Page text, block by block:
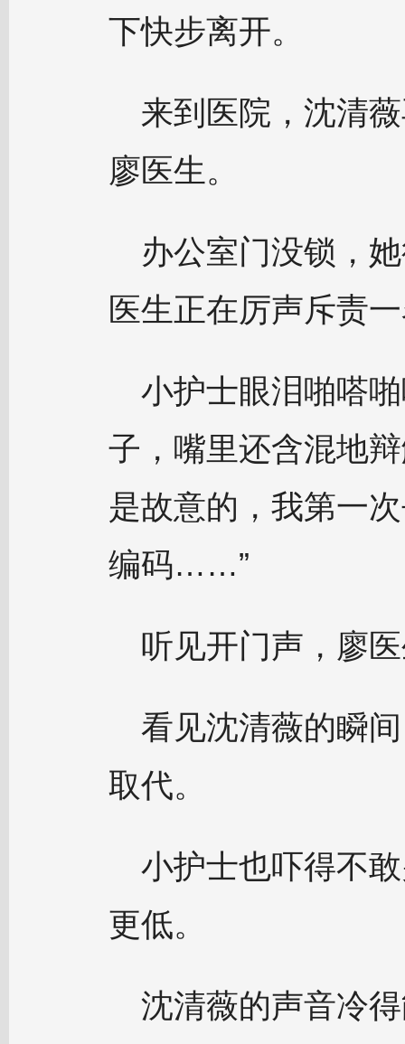
下快步离开。
来到医院，沈清
廖医生。
办公室门没锁，
医生正在厉声斥责
小护士眼泪啪嗒
子，嘴里还含混地
是故意的，我第一
编码……”
听见开门声，廖
看见沈清薇的瞬
取代。
小护士也吓得不
更低。
沈清薇的声音冷